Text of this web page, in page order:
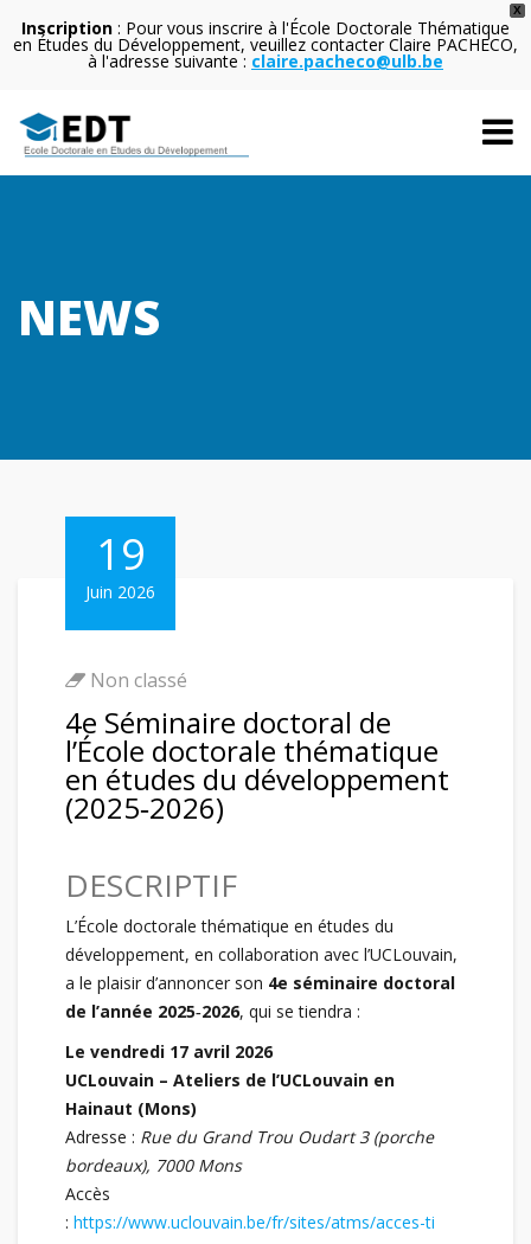
X
Inscription : Pour vous inscrire à l'École Doctorale Thématique
en Études du Développement, veuillez contacter Claire PACHECO,
à l'adresse suivante : claire.pacheco@ulb.be
NEWS
19
Juin 2026
Non classé
4e Séminaire doctoral de
l’École doctorale thématique
en études du développement
(2025‑2026)
DESCRIPTIF
L’École doctorale thématique en études du
développement, en collaboration avec l’UCLouvain,
a le plaisir d’annoncer son 4e séminaire doctoral
de l’année 2025‑2026, qui se tiendra :
Le vendredi 17 avril 2026
UCLouvain – Ateliers de l’UCLouvain en
Hainaut (Mons)
Adresse : Rue du Grand Trou Oudart 3 (porche
bordeaux), 7000 Mons
Accès
: https://www.uclouvain.be/fr/sites/atms/acces-ti